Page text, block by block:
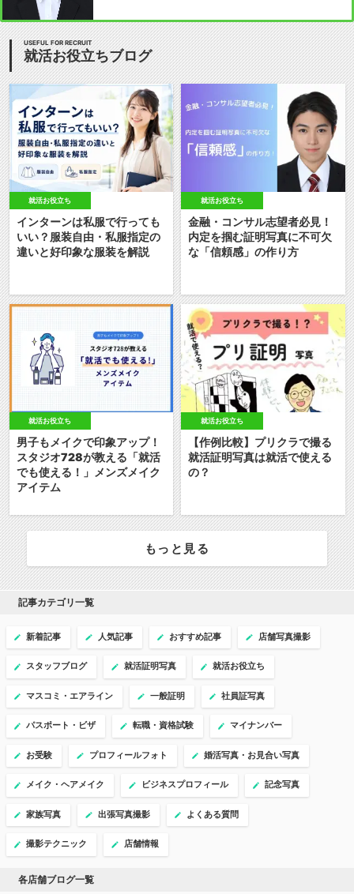
USEFUL FOR RECRUIT
就活お役立ちブログ
就活お役立ち
インターンは私服で行っても
いい？服装自由・私服指定の
違いと好印象な服装を解説
就活お役立ち
金融・コンサル志望者必見！
内定を掴む証明写真に不可欠
な「信頼感」の作り方
就活お役立ち
男子もメイクで印象アップ！
スタジオ728が教える「就活
でも使える！」メンズメイク
アイテム
就活お役立ち
【作例比較】プリクラで撮る
就活証明写真は就活で使える
の？
もっと見る
記事カテゴリ一覧
新着記事 人気記事 おすすめ記事 店舗写真撮影
スタッフブログ 就活証明写真 就活お役立ち
マスコミ・エアライン 一般証明 社員証写真
パスポート・ビザ 転職・資格試験 マイナンバー
お受験 プロフィールフォト 婚活写真・お見合い写真
メイク・ヘアメイク ビジネスプロフィール 記念写真
家族写真 出張写真撮影 よくある質問
撮影テクニック 店舗情報
各店舗ブログ一覧